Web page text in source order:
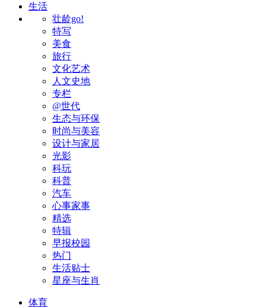
生活
壮龄go!
特写
美食
旅行
文化艺术
人文史地
专栏
@世代
生态与环保
时尚与美容
设计与家居
光影
科玩
科普
汽车
心事家事
精选
特辑
早报校园
热门
生活贴士
星座与生肖
体育